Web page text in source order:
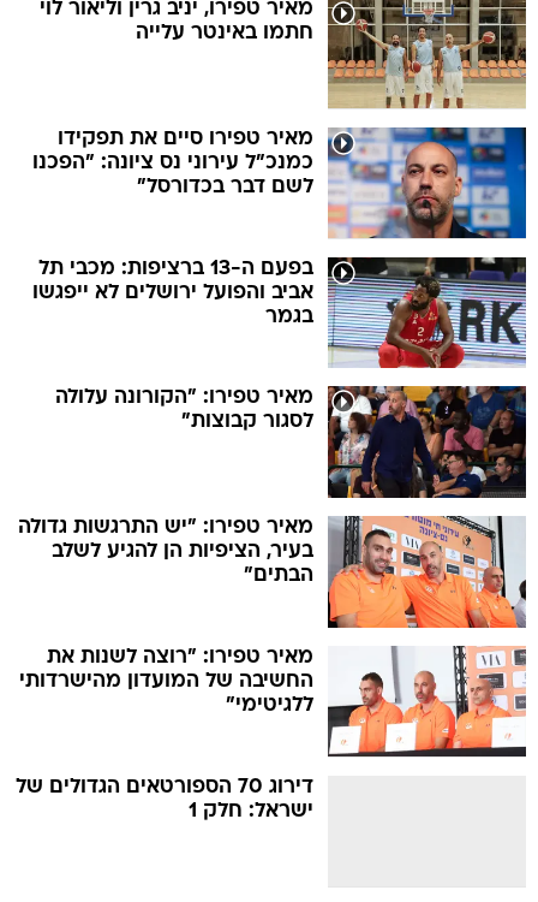
מאיר טפירו, יניב גרין וליאור לוי
חתמו באינטר עלייה
מאיר טפירו סיים את תפקידו
כמנכ"ל עירוני נס ציונה: "הפכנו
לשם דבר בכדורסל"
בפעם ה-13 ברציפות: מכבי תל
אביב והפועל ירושלים לא ייפגשו
בגמר
מאיר טפירו: "הקורונה עלולה
לסגור קבוצות"
מאיר טפירו: "יש התרגשות גדולה
בעיר, הציפיות הן להגיע לשלב
הבתים"
מאיר טפירו: "רוצה לשנות את
החשיבה של המועדון מהישרדותי
ללגיטימי"
דירוג 70 הספורטאים הגדולים של
ישראל: חלק 1